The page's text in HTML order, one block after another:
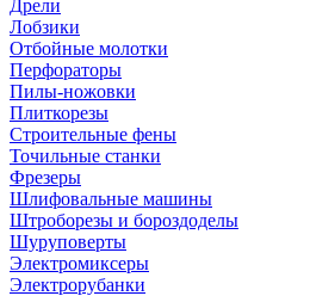
Дрели
Лобзики
Отбойные молотки
Перфораторы
Пилы-ножовки
Плиткорезы
Строительные фены
Точильные станки
Фрезеры
Шлифовальные машины
Штроборезы и бороздоделы
Шуруповерты
Электромиксеры
Электрорубанки